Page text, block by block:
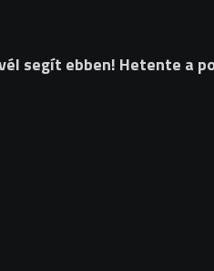
segít ebben! Hetente a